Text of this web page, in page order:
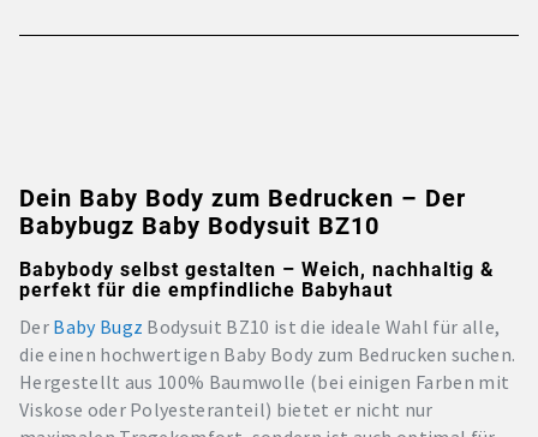
Dein Baby Body zum Bedrucken – Der
Babybugz Baby Bodysuit BZ10
Babybody selbst gestalten – Weich, nachhaltig &
perfekt für die empfindliche Babyhaut
Der Baby Bugz Bodysuit BZ10 ist die ideale Wahl für alle,
die einen hochwertigen Baby Body zum Bedrucken suchen.
Hergestellt aus 100% Baumwolle (bei einigen Farben mit
Viskose oder Polyesteranteil) bietet er nicht nur